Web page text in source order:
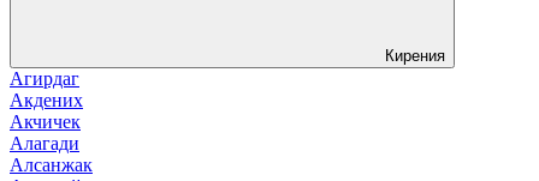
Кирения
Агирдаг
Акдених
Акчичек
Алагади
Алсанжак